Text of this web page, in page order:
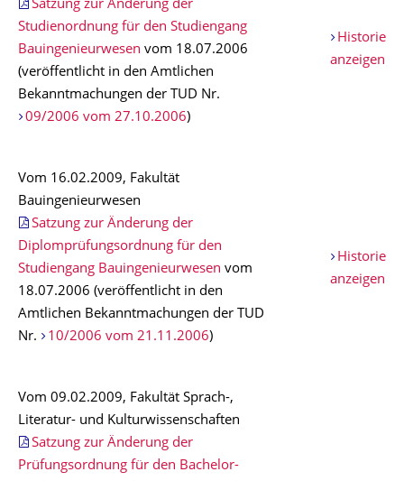
Satzung zur Änderung der
Studienordnung für den Studiengang
Bauingenieurwesen vom 18.07.2006
(veröffentlicht in den Amtlichen
Bekanntmachungen der TUD Nr.
09/2006 vom 27.10.2006)
Historie
anzeigen
Vom 16.02.2009, Fakultät
Bauingenieurwesen
Satzung zur Änderung der
Diplomprüfungsordnung für den
Studiengang Bauingenieurwesen vom
18.07.2006 (veröffentlicht in den
Amtlichen Bekanntmachungen der TUD
Nr.
10/2006 vom 21.11.2006)
Historie
anzeigen
Vom 09.02.2009, Fakultät Sprach-,
Literatur- und Kulturwissenschaften
Satzung zur Änderung der
Prüfungsordnung für den Bachelor-